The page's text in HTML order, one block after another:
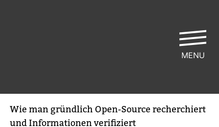
Wie man gründ­lich Open-​Source recher­chiert
und Infor­ma­tionen veri­fi­ziert
MENU